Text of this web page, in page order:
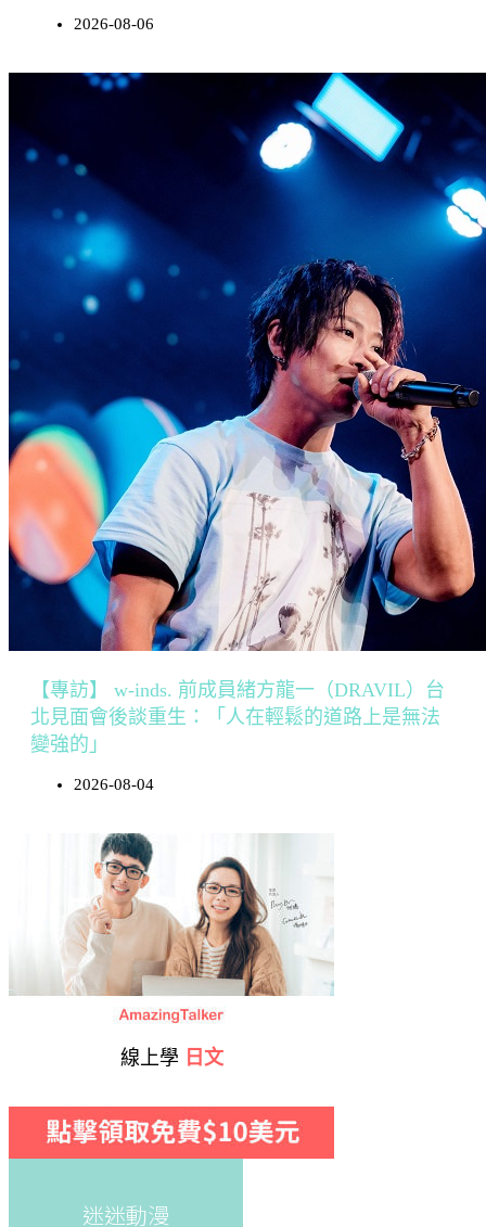
2026-08-06
【專訪】 w-inds. 前成員緒方龍一（DRAVIL）台
北見面會後談重生：「人在輕鬆的道路上是無法
變強的」
2026-08-04
線上學 日文
迷迷動漫